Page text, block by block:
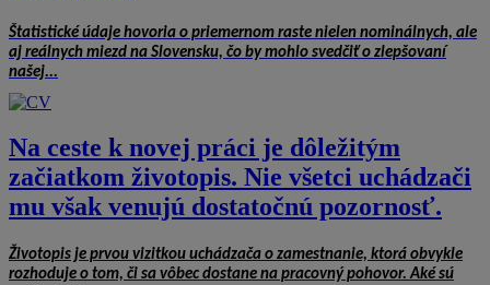
Štatistické údaje hovoria o priemernom raste nielen nominálnych, ale
aj reálnych miezd na Slovensku, čo by mohlo svedčiť o zlepšovaní
našej...
Na ceste k novej práci je dôležitým
začiatkom životopis. Nie všetci uchádzači
mu však venujú dostatočnú pozornosť.
Životopis je prvou vizitkou uchádzača o zamestnanie, ktorá obvykle
rozhoduje o tom, či sa vôbec dostane na pracovný pohovor. Aké sú